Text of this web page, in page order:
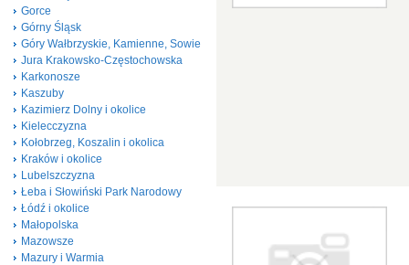
Gorce
Górny Śląsk
Góry Wałbrzyskie, Kamienne, Sowie
Jura Krakowsko-Częstochowska
Karkonosze
Kaszuby
Kazimierz Dolny i okolice
Kielecczyzna
Kołobrzeg, Koszalin i okolica
Kraków i okolice
Lubelszczyzna
Łeba i Słowiński Park Narodowy
Łódź i okolice
Małopolska
Mazowsze
Mazury i Warmia